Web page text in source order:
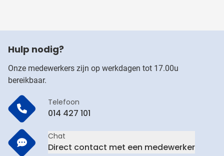
Hulp nodig?
Onze medewerkers zijn op werkdagen tot 17.00u
bereikbaar.
Telefoon
014 427 101
Chat
Direct contact met een medewerker